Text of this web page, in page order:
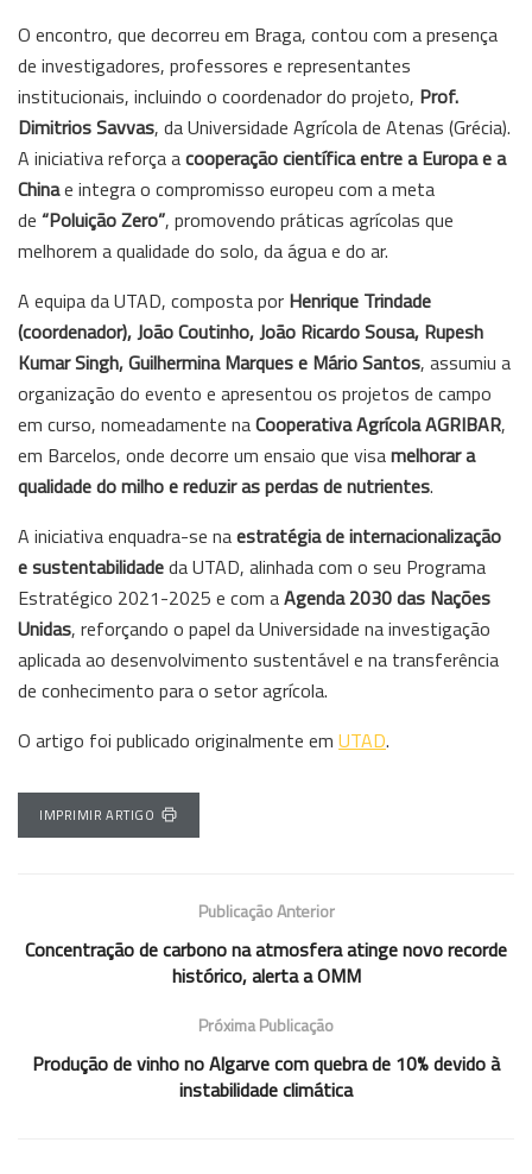
O encontro, que decorreu em Braga, contou com a presença
de investigadores, professores e representantes
institucionais, incluindo o coordenador do projeto, Prof.
Dimitrios Savvas, da Universidade Agrícola de Atenas (Grécia).
A iniciativa reforça acooperação científica entre a Europa e a
Chinae integra o compromisso europeu com a meta
de “Poluição Zero”, promovendo práticas agrícolas que
melhorem a qualidade do solo, da água e do ar.
A equipa da UTAD, composta por Henrique Trindade
(coordenador), João Coutinho, João Ricardo Sousa, Rupesh
Kumar Singh, Guilhermina Marques e Mário Santos, assumiu a
organização do evento e apresentou os projetos de campo
em curso, nomeadamente naCooperativa Agrícola AGRIBAR,
em Barcelos, onde decorre um ensaio que visamelhorar a
qualidade do milho e reduzir as perdas de nutrientes.
A iniciativa enquadra-se naestratégia de internacionalização
e sustentabilidadeda UTAD, alinhada com o seu Programa
Estratégico 2021-2025 e com aAgenda 2030 das Nações
Unidas, reforçando o papel da Universidade na investigação
aplicada ao desenvolvimento sustentável e na transferência
de conhecimento para o setor agrícola.
O artigo foi publicado originalmente em UTAD.
IMPRIMIR ARTIGO
Publicação Anterior
Concentração de carbono na atmosfera atinge novo recorde
histórico, alerta a OMM
Próxima Publicação
Produção de vinho no Algarve com quebra de 10% devido à
instabilidade climática